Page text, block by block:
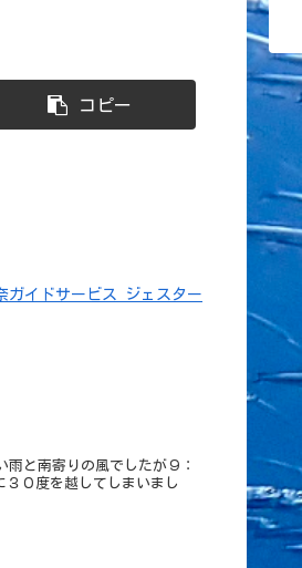
コピー
ガイドサービス ジェスター
と南寄りの風でしたが９：
０度を越してしまいまし